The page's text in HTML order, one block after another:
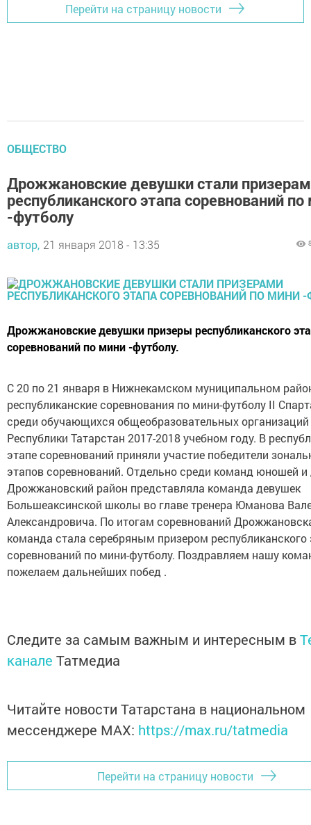
Перейти на страницу новости
ОБЩЕСТВО
Дрожжановские девушки стали
республиканского этапа соревнований
-футболу
автор, 21 января 2018 - 13:35
Дрожжановские девушки призеры республиканского
соревнований по мини -футболу.
С 20 по 21 января в Нижнекамском муниципальном
республиканские соревнования по мини-футболу II
среди обучающихся общеобразовательных организаций
Республики Татарстан 2017-2018 учебном году. В
этапе соревнований приняли участие победители
этапов соревнований. Отдельно среди команд юношей и
Дрожжановский район представляла команда девушек
Большеаксинской школы во главе тренера Юманова
Александровича. По итогам соревнований
команда стала серебряным призером республиканского
соревнований по мини-футболу. Поздравляем нашу
пожелаем дальнейших побед .
Следите за самым важным и интересным в
канале Татмедиа
Читайте новости Татарстана в национальном
мессенджере MАХ: https://max.ru/tatmedia
Перейти на страницу новости